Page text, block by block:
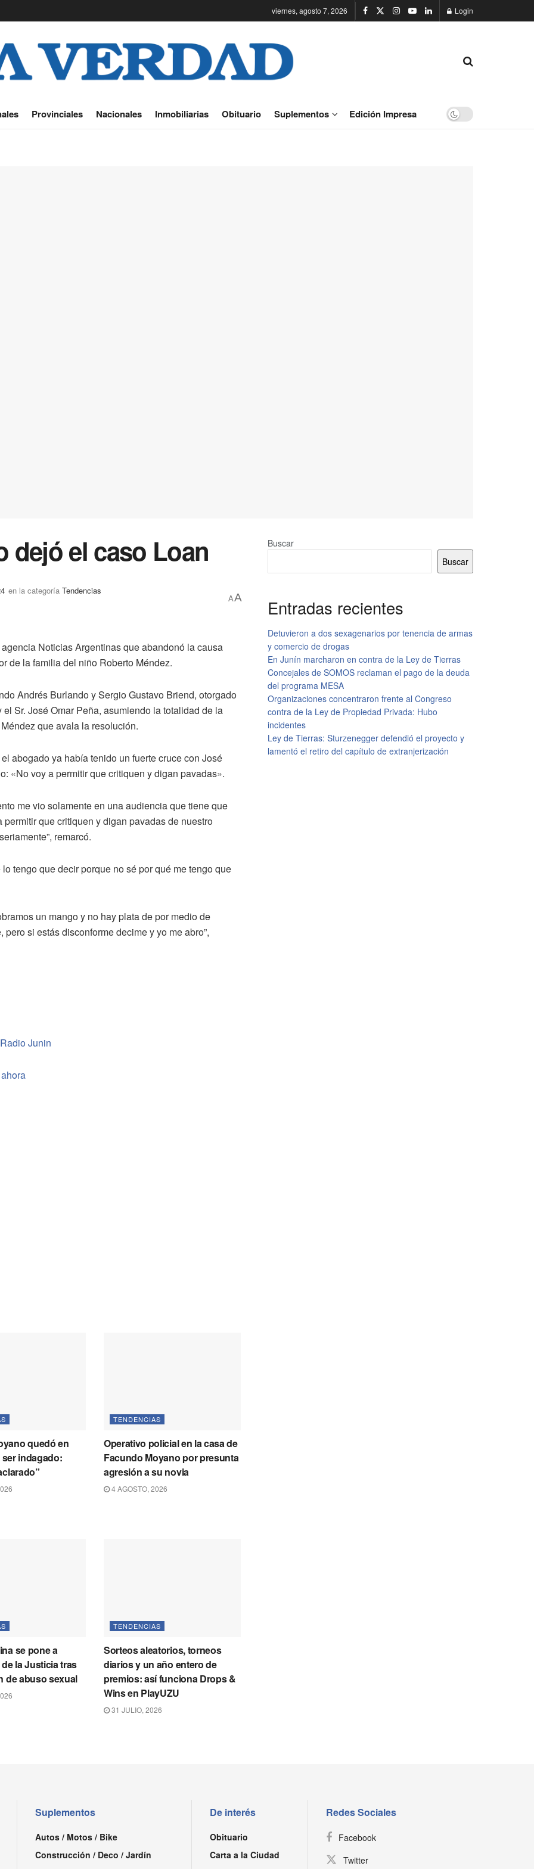
viernes, agosto 7, 2026 Login
Provinciales Nacionales Inmobiliarias Obituario Suplementos Edición Impresa
dejó el caso Loan
en la categoría Tendencias
AA
Noticias Argentinas que abandonó la causa
de la familia del niño Roberto Méndez.
Andrés Burlando y Sergio Gustavo Briend, otorgado
Sr. José Omar Peña, asumiendo la totalidad de la
que avala la resolución.
abogado ya había tenido un fuerte cruce con José
«No voy a permitir que critiquen y digan pavadas».
me vio solamente en una audiencia que tiene que
que critiquen y digan pavadas de nuestro
remarcó.
tengo que decir porque no sé por qué me tengo que
un mango y no hay plata de por medio de
si estás disconforme decime y yo me abro”,
Junin
quedó en
indagado:
TENDENCIAS
Operativo policial en la casa de
Facundo Moyano por presunta
agresión a su novia
4 AGOSTO, 2026
se pone a
la Justicia tras
de abuso sexual
TENDENCIAS
Sorteos aleatorios, torneos
diarios y un año entero de
premios: así funciona Drops &
Wins en PlayUZU
31 JULIO, 2026
Buscar
Buscar
Entradas recientes
Detuvieron a dos sexagenarios por tenencia de armas
y comercio de drogas
En Junín marcharon en contra de la Ley de Tierras
Concejales de SOMOS reclaman el pago de la deuda
del programa MESA
Organizaciones concentraron frente al Congreso
contra de la Ley de Propiedad Privada: Hubo
incidentes
Ley de Tierras: Sturzenegger defendió el proyecto y
lamentó el retiro del capítulo de extranjerización
Suplementos
Autos / Motos / Bike
Construcción / Deco / Jardín
De interés
Obituario
Carta a la Ciudad
Redes Sociales
Facebook
Twitter